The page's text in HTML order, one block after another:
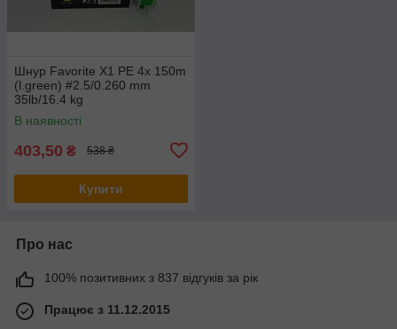
Шнур Favorite X1 PE 4x 150m
(l.green) #2.5/0.260 mm
35lb/16.4 kg
В наявності
403,50 ₴ 538 ₴
Купити
Про нас
100% позитивних з 837 відгуків за рік
Працює з 11.12.2015